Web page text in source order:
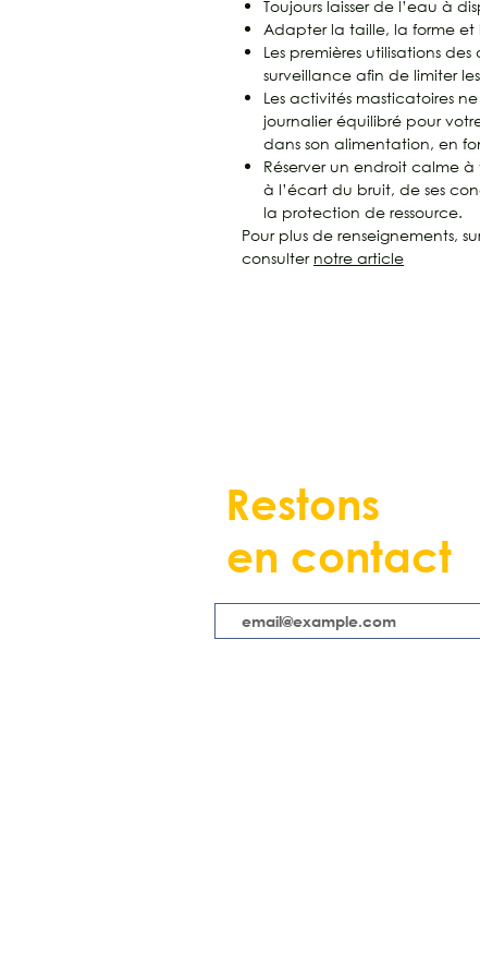
Toujours laisser de l’eau à
Adapter la taille, la forme
Les premières utilisations
surveillance afin de limiter
Les activités masticatoires
journalier équilibré pour
dans son alimentation, en
Réserver un endroit calme
à l’écart du bruit, de ses
la protection de ressource.
Pour plus de renseignements,
consulter notre article
Restons
en contact